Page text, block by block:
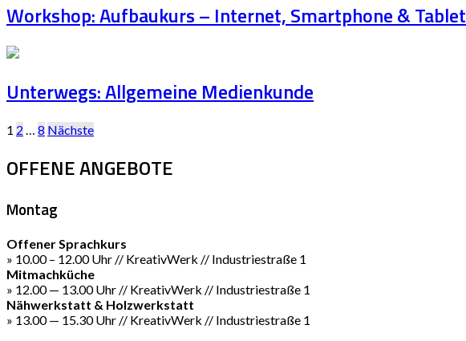
Workshop: Aufbaukurs – Internet, Smartphone & Tablet
Unterwegs: Allgemeine Medienkunde
Seitennummerierung
der
1 2 … 8 Nächste
OFFENE ANGEBOTE
Montag
Offener Sprachkurs
» 10.00 – 12.00 Uhr // KreativWerk // Industriestraße 1
Mitmachküche
» 12.00 — 13.00 Uhr // KreativWerk // Industriestraße 1
Nähwerkstatt & Holzwerkstatt
» 13.00 — 15.30 Uhr // KreativWerk // Industriestraße 1